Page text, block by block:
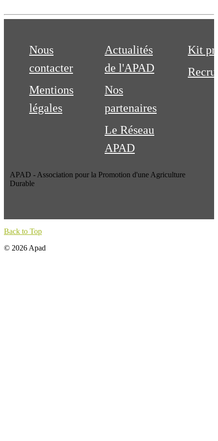
Nous
contacter
Mentions
légales
Actualités
de l'APAD
Nos
partenaires
Le Réseau
APAD
Kit
APAD - Association pour la Promotion d'une Agriculture
Durable
Back to Top
© 2026 Apad